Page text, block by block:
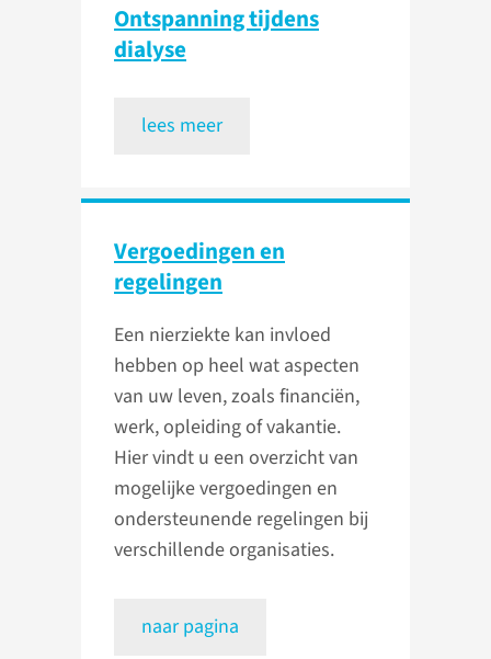
Ontspanning tijdens
dialyse
lees meer
Vergoedingen en
regelingen
Een nierziekte kan invloed
hebben op heel wat aspecten
van uw leven, zoals financiën,
werk, opleiding of vakantie.
Hier vindt u een overzicht van
mogelijke vergoedingen en
ondersteunende regelingen bij
verschillende organisaties.
naar pagina